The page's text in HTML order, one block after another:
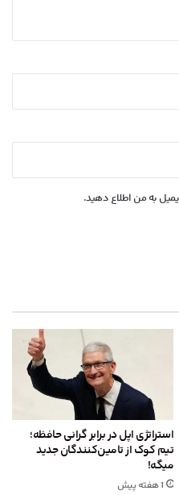
به من اطلاع دهید.
استراتژی اپل در برابر گرانی حافظه؛
تیم کوک از تامین‌کنندگان جدید
میگه!
1 هفته پیش